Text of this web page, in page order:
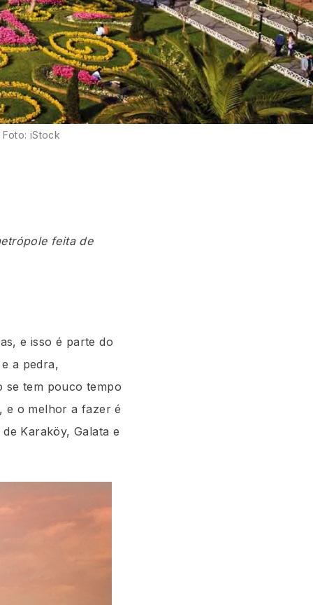
iStock
feita de
e isso é parte do
a pedra,
se tem pouco tempo
e o melhor a fazer é
Karaköy, Galata e